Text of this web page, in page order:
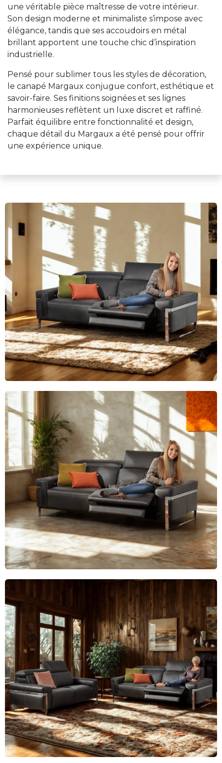
une véritable pièce maîtresse de votre intérieur.
Son design moderne et minimaliste s’impose avec
élégance, tandis que ses accoudoirs en métal
brillant apportent une touche chic d’inspiration
industrielle.
Pensé pour sublimer tous les styles de décoration,
le canapé Margaux conjugue confort, esthétique et
savoir-faire. Ses finitions soignées et ses lignes
harmonieuses reflètent un luxe discret et raffiné.
Parfait équilibre entre fonctionnalité et design,
chaque détail du Margaux a été pensé pour offrir
une expérience unique.